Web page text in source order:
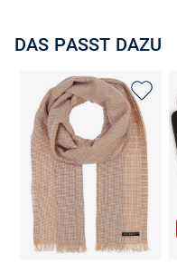
DAS PASST DAZU